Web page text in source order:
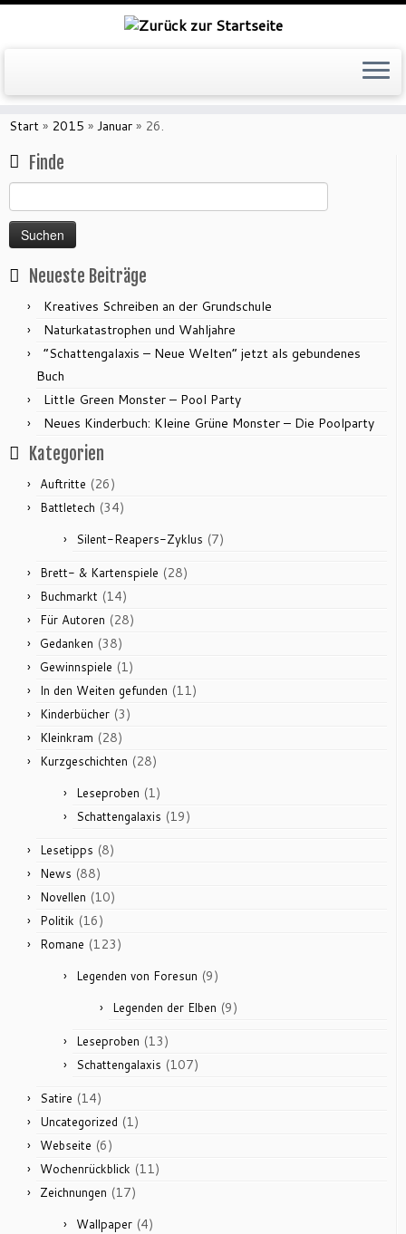
Zum
Inhalt
Start » 2015 » Januar » 26.
Finde
nach:
Neueste Beiträge
Kreatives Schreiben an der Grundschule
Naturkatastrophen und Wahljahre
“Schattengalaxis – Neue Welten” jetzt als gebundenes
Buch
Little Green Monster – Pool Party
Neues Kinderbuch: Kleine Grüne Monster – Die Poolparty
Kategorien
Auftritte (26)
Battletech (34)
Silent-Reapers-Zyklus (7)
Brett- & Kartenspiele (28)
Buchmarkt (14)
Für Autoren (28)
Gedanken (38)
Gewinnspiele (1)
In den Weiten gefunden (11)
Kinderbücher (3)
Kleinkram (28)
Kurzgeschichten (28)
Leseproben (1)
Schattengalaxis (19)
Lesetipps (8)
News (88)
Novellen (10)
Politik (16)
Romane (123)
Legenden von Foresun (9)
Legenden der Elben (9)
Leseproben (13)
Schattengalaxis (107)
Satire (14)
Uncategorized (1)
Webseite (6)
Wochenrückblick (11)
Zeichnungen (17)
Wallpaper (4)